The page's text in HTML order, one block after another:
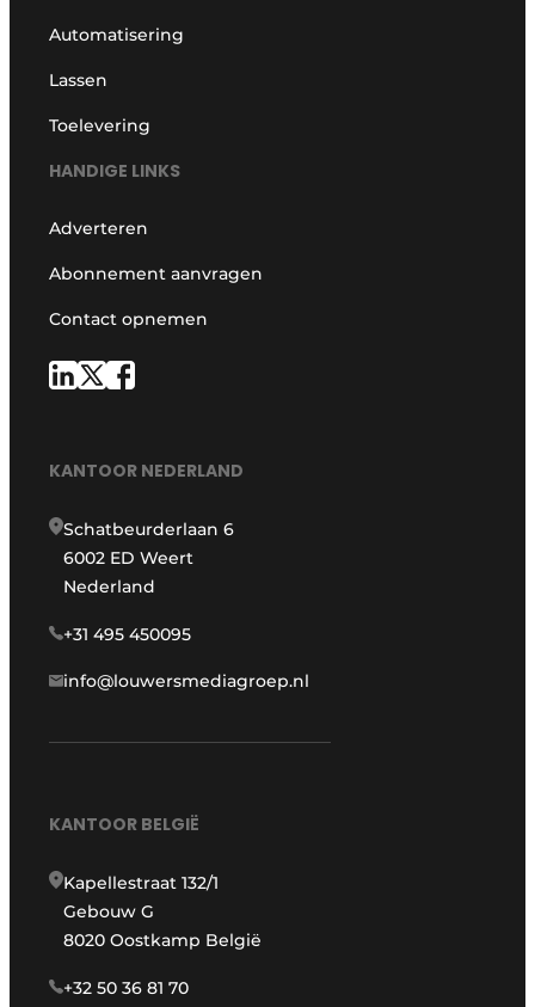
Automatisering
Lassen
Toelevering
HANDIGE LINKS
Adverteren
Abonnement aanvragen
Contact opnemen
KANTOOR NEDERLAND
Schatbeurderlaan 6
6002 ED Weert
Nederland
+31 495 450095
info@louwersmediagroep.nl
KANTOOR BELGIË
Kapellestraat 132/1
Gebouw G
8020 Oostkamp België
+32 50 36 81 70